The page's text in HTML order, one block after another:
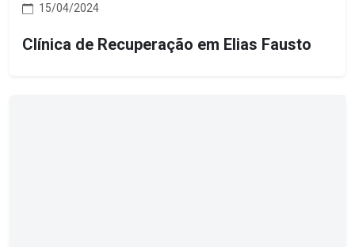
15/04/2024
Clínica de Recuperação em Elias Fausto